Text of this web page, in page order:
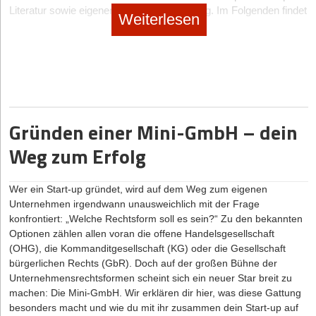
für Finanzierungen oder Fördermittel, sondern gibt auch intern
Struktur und Orientierung. Neben der Beschreibung der
Priorisierung der nächsten Schritte.
Schritt 4: Rechtliches & Anmeldung: Der formale Start
Deutschland beginnt mit der Anmeldung beim zuständigen
Gewerbeamt. Zusätzlich sind eine Hygieneschulunggemäß § 43
Infektionsschutzgesetzbeim Gesundheitsamt sowie
gegebenenfalls eine Erlaubnis nach dem Gaststättengesetz
erforderlich, insbesondere bei der Abgabe alkoholischer
Getränke. Je nach Unternehmensform und -größe folgen die
Registrierung bei der Industrie- und Handelskammer, der
Berufsgenossenschaft sowie beim Finanzamt und – bei
Einstellung von Personal – die Anmeldung zur
Literatur sowie eigener Gründungserfahrung. Im Folgenden findet
dieses Konzept Anwendung auf PropTech-Gründungen.
Das STARTUP-Modell
Weiterlesen
Gründen einer Mini-GmbH – dein
Weg zum Erfolg
Wer ein Start-up gründet, wird auf dem Weg zum eigenen
Unternehmen irgendwann unausweichlich mit der Frage
konfrontiert: „Welche Rechtsform soll es sein?“ Zu den bekannten
Optionen zählen allen voran die offene Handelsgesellschaft
(OHG), die Kommanditgesellschaft (KG) oder die Gesellschaft
bürgerlichen Rechts (GbR) . Doch auf der großen Bühne der
Unternehmensrechtsformen scheint sich ein neuer Star breit zu
machen: Die Mini-GmbH. Wir erklären dir hier, was diese Gattung
besonders macht und wie du mit ihr zusammen dein Start-up auf